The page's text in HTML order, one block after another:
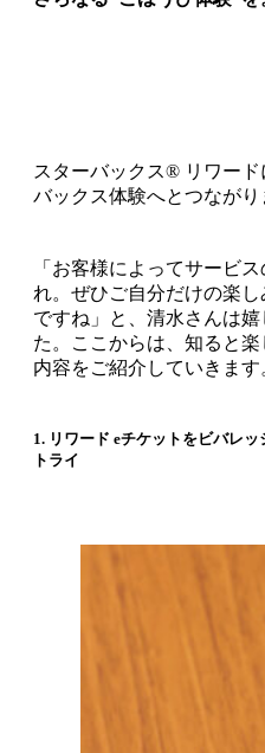
スターバックス® リワー
バックス体験へとつながり
「お客様によってサービ
れ。ぜひご自分だけの楽
ですね」と、清水さんは
た。ここからは、知ると
内容をご紹介していきます
1. リワード eチケットをビバレ
トライ